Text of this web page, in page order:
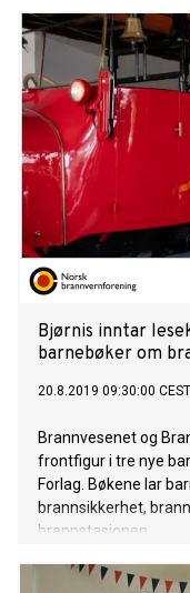
Bjørnis inntar
barnebøker om
20.8.2019 09:30:00 CEST
Brannvesenet og
frontfigur i tre nye
Forlag. Bøkene lar
brannsikkerhet,
brannstasjonen.